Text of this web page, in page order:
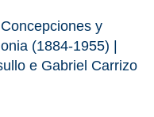
y
(1884-1955) |
e Gabriel Carrizo